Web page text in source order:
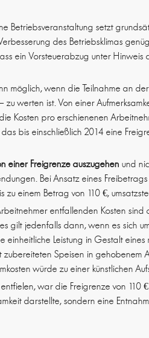
Betriebsveranstaltung setzt
des Betriebsklimas
ein Vorsteuerabzug unter Hinweis
möglich, wenn die Teilnahme an
zu werten ist. Von einer
Kosten pro erschienenen
bis einschließlich 2014 eine
einer Freigrenze auszugehen und
Bei Ansatz eines
zu einem Betrag von 110 €,
entfallenden Kosten sind
gilt jedenfalls dann, wenn es sich
einheitliche Leistung in Gestalt
Speisen in gehobenem
würde zu einer künstlichen
war die Freigrenze von 110
darstellte, sondern eine